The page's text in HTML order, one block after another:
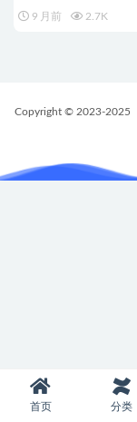
9 月前 2.7K
Copyright © 2023-2025
首页 分类